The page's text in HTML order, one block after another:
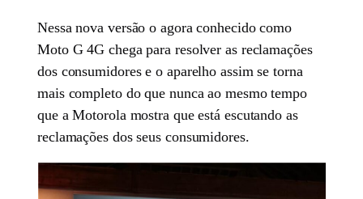
Nessa nova versão o agora conhecido como
Moto G 4G chega para resolver as reclamações
dos consumidores e o aparelho assim se torna
mais completo do que nunca ao mesmo tempo
que a Motorola mostra que está escutando as
reclamações dos seus consumidores.